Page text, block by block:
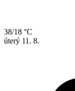
38/18 °C
úterý 11. 8.